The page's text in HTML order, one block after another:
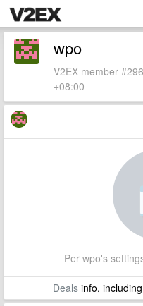
wpo
V2EX member
+08:00
Per wpo's
Dealsinfo,